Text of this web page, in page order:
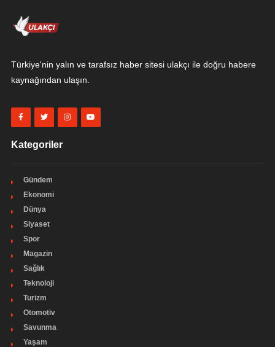
Türkiye'nin yalın ve tarafsız haber sitesi ulakçı ile doğru habere
kaynağından ulaşın.
Kategoriler
Gündem
Ekonomi
Dünya
Siyaset
Spor
Magazin
Sağlık
Teknoloji
Turizm
Otomotiv
Savunma
Yaşam